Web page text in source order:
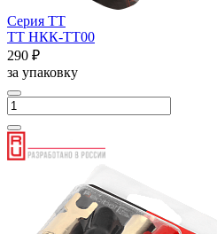
Серия ТТ
ТТ НКК-ТТ00
290 ₽
за упаковку